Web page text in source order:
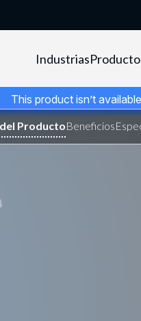
Industrias
This product isn’t